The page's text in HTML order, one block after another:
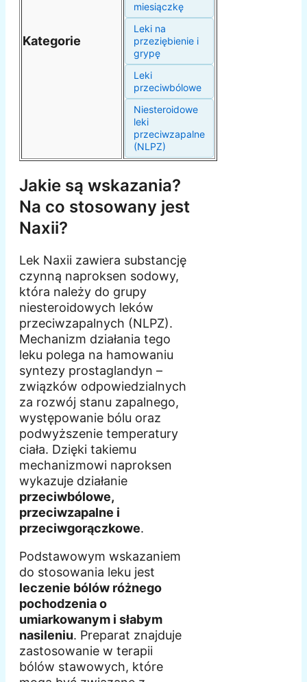
Kategorie
miesiączkę
Leki na
przeziębienie i
grypę
Leki
przeciwbólowe
Niesteroidowe
leki
przeciwzapalne
(NLPZ)
Jakie są wskazania?
Na co stosowany jest
Naxii?
Lek Naxii zawiera substancję
czynną naproksen sodowy,
która należy do grupy
niesteroidowych leków
przeciwzapalnych (NLPZ).
Mechanizm działania tego
leku polega na hamowaniu
syntezy prostaglandyn –
związków odpowiedzialnych
za rozwój stanu zapalnego,
występowanie bólu oraz
podwyższenie temperatury
ciała. Dzięki takiemu
mechanizmowi naproksen
wykazuje działanie
przeciwbólowe,
przeciwzapalne i
przeciwgorączkowe.
Podstawowym wskazaniem
do stosowania leku jest
leczenie bólów różnego
pochodzenia o
umiarkowanym i słabym
nasileniu. Preparat znajduje
zastosowanie w terapii
bólów stawowych, które